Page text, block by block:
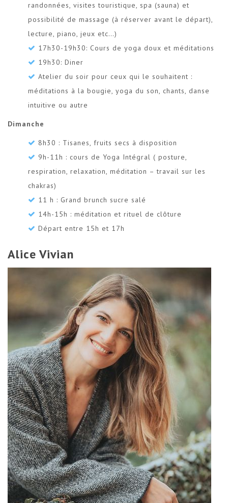
randonnées, visites touristique, spa (sauna) et
possibilité de massage (à réserver avant le départ),
lecture, piano, jeux etc…)
17h30-19h30: Cours de yoga doux et méditations
19h30: Diner
Atelier du soir pour ceux qui le souhaitent :
méditations à la bougie, yoga du son, chants, danse
intuitive ou autre
Dimanche
8h30 : Tisanes, fruits secs à disposition
9h-11h : cours de Yoga Intégral ( posture,
respiration, relaxation, méditation – travail sur les
chakras)
11 h : Grand brunch sucre salé
14h-15h : méditation et rituel de clôture
Départ entre 15h et 17h
Alice Vivian